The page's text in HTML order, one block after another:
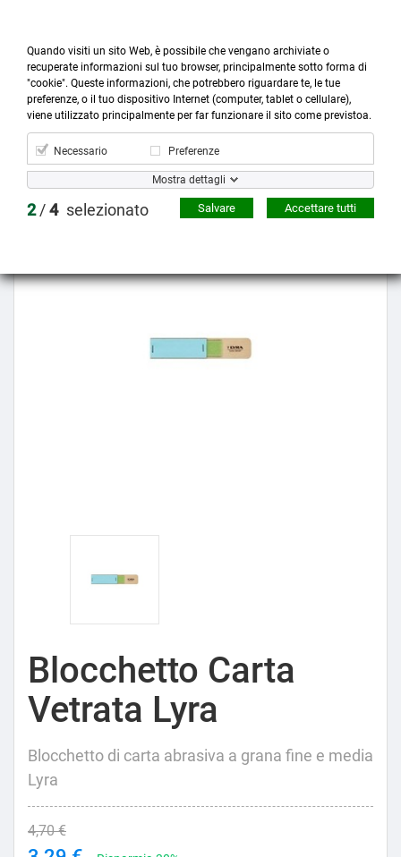

Prodotti

Account

Cerca
more_horiz
Menù
shopping_cart
Prezzo scontato
Blocchetto Carta
Vetrata Lyra
Blocchetto di carta abrasiva a grana fine e media
Lyra
4,70 €
Quando visiti un sito Web, è possibile che vengano archiviate o
recuperate informazioni sul tuo browser, principalmente sotto forma di
"cookie". Queste informazioni, che potrebbero riguardare te, le tue
preferenze, o il tuo dispositivo Internet (computer, tablet o cellulare),
viene utilizzato principalmente per far funzionare il sito come previstoa.
Necessario Preferenze
Mostra dettagli
2/4 selezionato Accettare tutti
Salvare